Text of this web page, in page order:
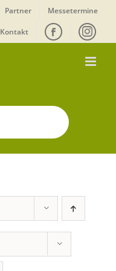
Partner Messetermine
Kontakt